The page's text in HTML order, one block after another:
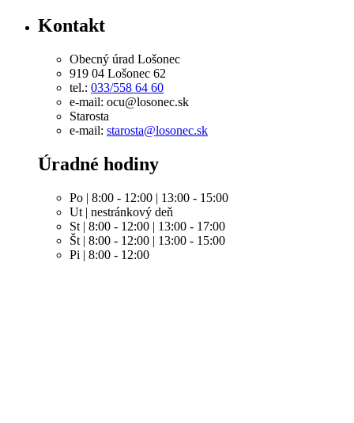
Kontakt
Obecný úrad Lošonec
919 04 Lošonec 62
tel.: 033/558 64 60
e-mail: ocu@losonec.sk
Starosta
e-mail: starosta@losonec.sk
Úradné hodiny
Po | 8:00 - 12:00 | 13:00 - 15:00
Ut | nestránkový deň
St | 8:00 - 12:00 | 13:00 - 17:00
Št | 8:00 - 12:00 | 13:00 - 15:00
Pi | 8:00 - 12:00